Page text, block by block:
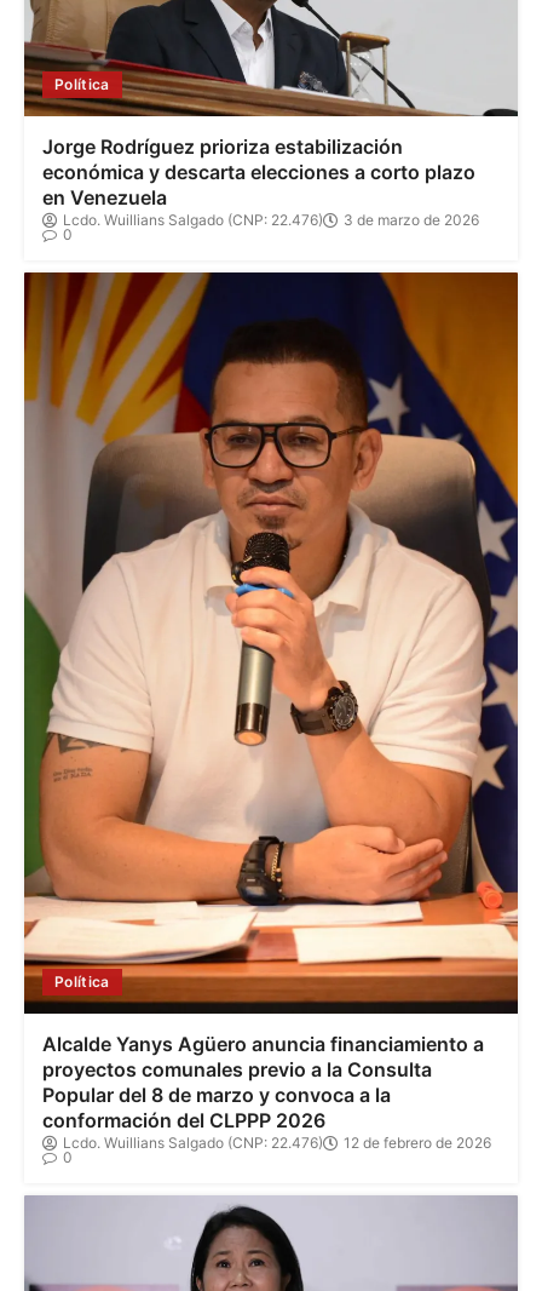
Política
Jorge Rodríguez prioriza estabilización
económica y descarta elecciones a corto plazo
en Venezuela
Lcdo. Wuillians Salgado (CNP: 22.476)
3 de marzo de 2026
0
Política
Alcalde Yanys Agüero anuncia financiamiento a
proyectos comunales previo a la Consulta
Popular del 8 de marzo y convoca a la
conformación del CLPPP 2026
Lcdo. Wuillians Salgado (CNP: 22.476)
12 de febrero de 2026
0